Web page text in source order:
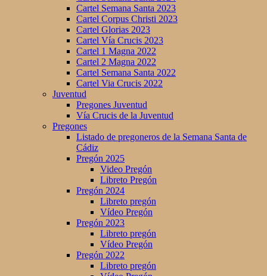
Cartel Semana Santa 2023
Cartel Corpus Christi 2023
Cartel Glorias 2023
Cartel Vía Crucis 2023
Cartel 1 Magna 2022
Cartel 2 Magna 2022
Cartel Semana Santa 2022
Cartel Via Crucis 2022
Juventud
Pregones Juventud
Vía Crucis de la Juventud
Pregones
Listado de pregoneros de la Semana Santa de
Cádiz
Pregón 2025
Video Pregón
Libreto Pregón
Pregón 2024
Libreto pregón
Vídeo Pregón
Pregón 2023
Libreto pregón
Vídeo Pregón
Pregón 2022
Libreto pregón